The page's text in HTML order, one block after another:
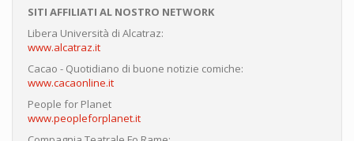
SITI AFFILIATI AL NOSTRO NETWORK
Libera Università di Alcatraz:
www.alcatraz.it
Cacao - Quotidiano di buone notizie comiche:
www.cacaonline.it
People for Planet
www.peopleforplanet.it